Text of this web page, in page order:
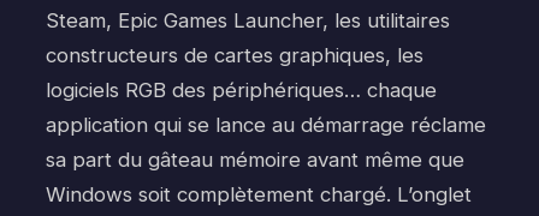
Steam, Epic Games Launcher, les utilitaires
constructeurs de cartes graphiques, les
logiciels RGB des périphériques… chaque
application qui se lance au démarrage réclame
sa part du gâteau mémoire avant même que
Windows soit complètement chargé. L’onglet